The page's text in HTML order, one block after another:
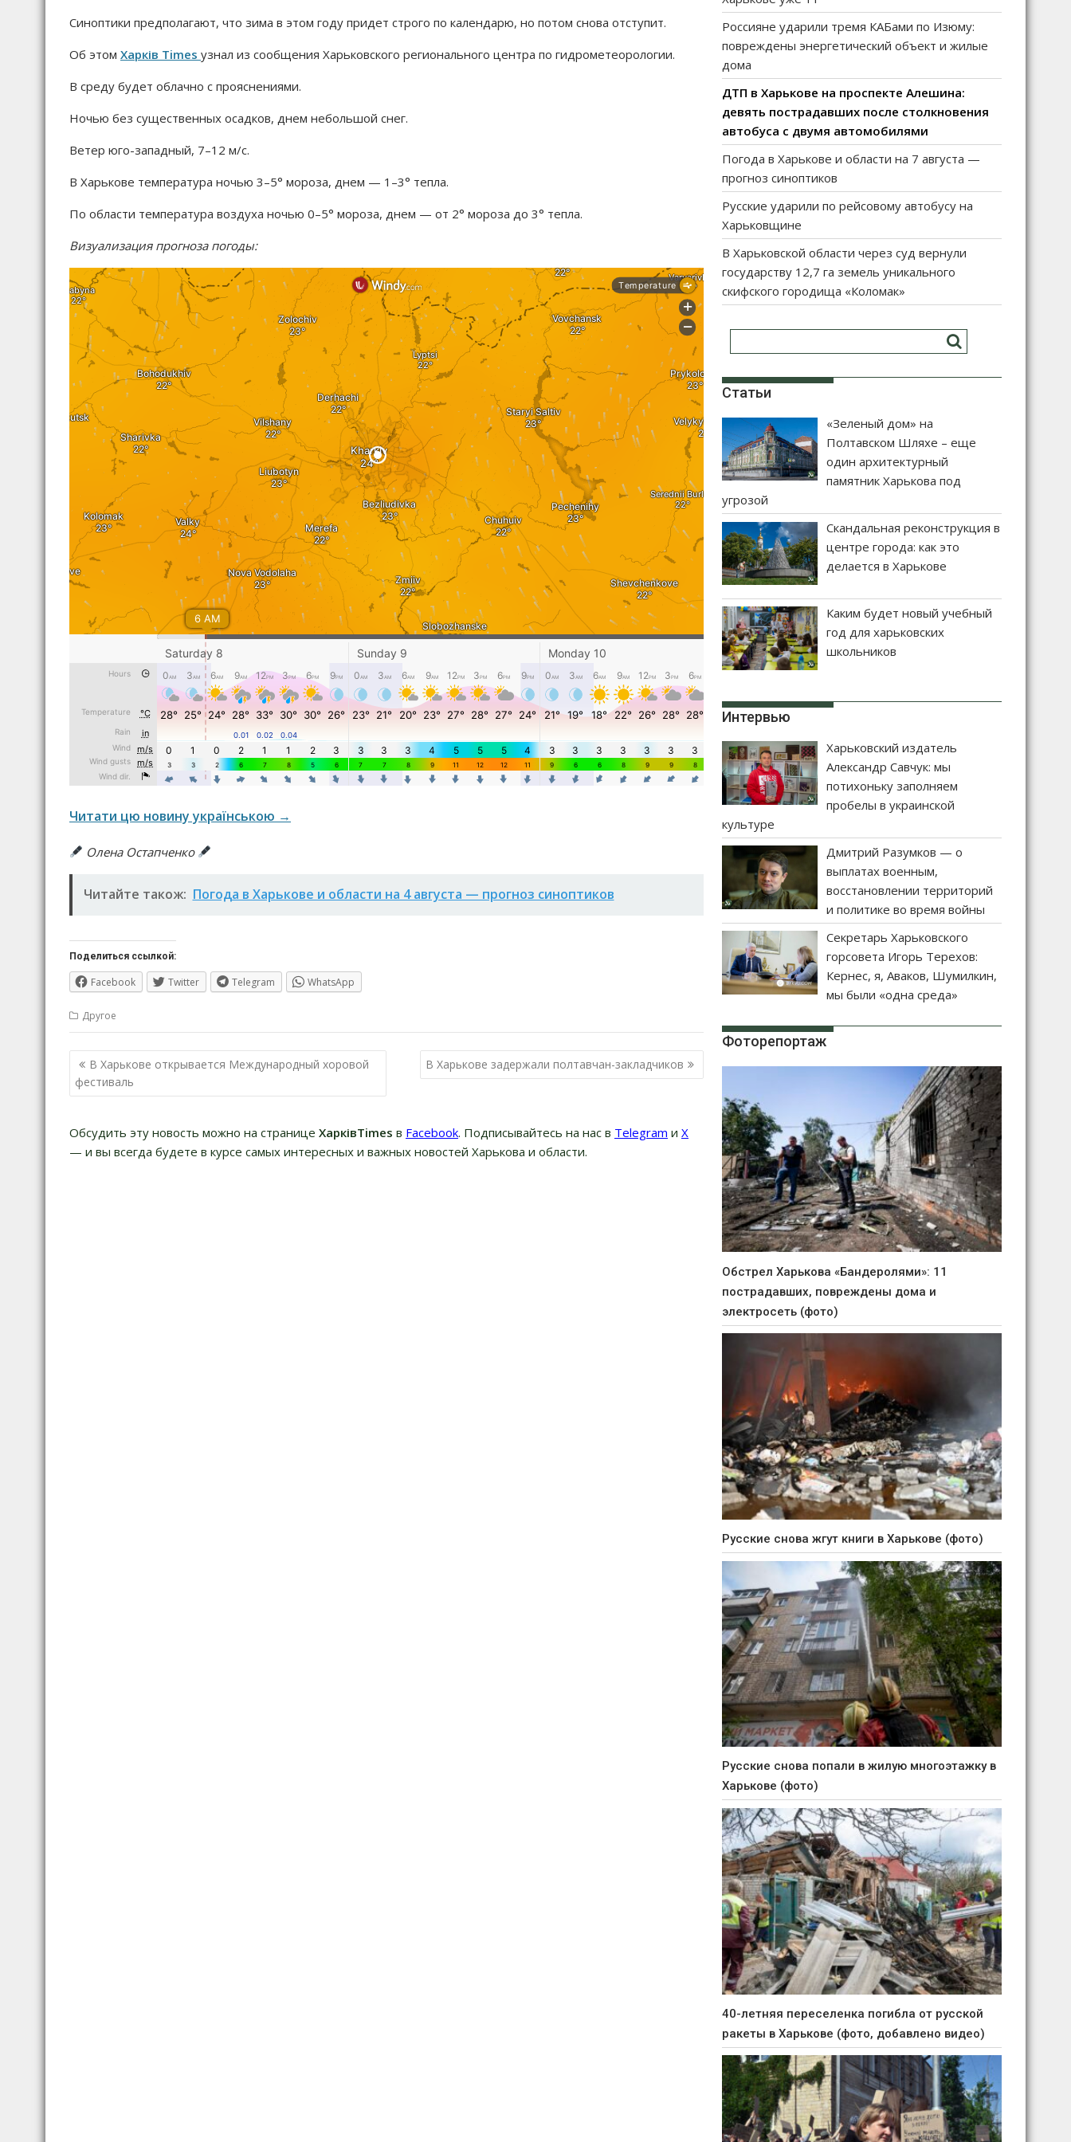
Синоптики предполагают, что зима в этом году придет строго по календарю, но потом снова отступит.
Об этом Харків Times узнал из сообщения Харьковского регионального центра по гидрометеорологии.
В среду будет облачно с прояснениями.
Ночью без существенных осадков, днем небольшой снег.
Ветер юго-западный, 7–12 м/с.
В Харькове температура ночью 3–5° мороза, днем — 1–3° тепла.
По области температура воздуха ночью 0–5° мороза, днем — от 2° мороза до 3° тепла.
Визуализация прогноза погоды:
Читати цю новину українською →
Олена Остапченко
Читайте також: Погода в Харькове и области на 4 августа — прогноз синоптиков
Поделиться ссылкой:
Facebook Twitter Telegram WhatsApp
Другое
Навигация
по
записям
В Харькове открывается Международный хоровой
фестиваль
В Харькове задержали полтавчан-закладчиков
Обсудить эту новость можно на странице ХарківTimes в Facebook. Подписывайтесь на нас в Telegram и Х
— и вы всегда будете в курсе самых интересных и важных новостей Харькова и области.
Россияне ударили тремя КАБами по Изюму:
повреждены энергетический объект и жилые
дома
ДТП в Харькове на проспекте Алешина:
девять пострадавших после столкновения
автобуса с двумя автомобилями
Погода в Харькове и области на 7 августа —
прогноз синоптиков
Русские ударили по рейсовому автобусу на
Харьковщине
В Харьковской области через суд вернули
государству 12,7 га земель уникального
скифского городища «Коломак»
Статьи
«Зеленый дом» на
Полтавском Шляхе – еще
один архитектурный
памятник Харькова под
угрозой
Скандальная реконструкция в
центре города: как это
делается в Харькове
Каким будет новый учебный
год для харьковских
школьников
Интервью
Харьковский издатель
Александр Савчук: мы
потихоньку заполняем
пробелы в украинской
культуре
Дмитрий Разумков — о
выплатах военным,
восстановлении территорий
и политике во время войны
Секретарь Харьковского
горсовета Игорь Терехов:
Кернес, я, Аваков, Шумилкин,
мы были «одна среда»
Фоторепортаж
Обстрел Харькова «Бандеролями»: 11
пострадавших, повреждены дома и
электросеть (фото)
Русские снова жгут книги в Харькове (фото)
Русские снова попали в жилую многоэтажку в
Харькове (фото)
40-летняя переселенка погибла от русской
ракеты в Харькове (фото, добавлено видео)